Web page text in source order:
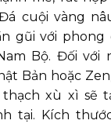
cuội vàng
gũi với
Bộ. Đối
Bản hoặc
thạch xù xì sẽ
tại. Kích